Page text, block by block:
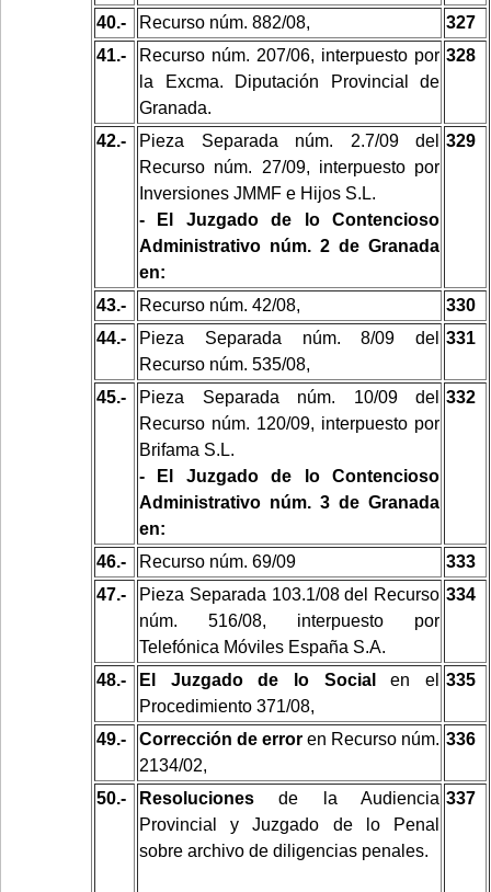
40.- Recurso núm. 882/08,
327
41.-
Recurso núm. 207/06, interpuesto por
la Excma. Diputación Provincial de
Granada.
328
42.-
Pieza Separada núm. 2.7/09 del
Recurso núm. 27/09, interpuesto por
Inversiones JMMF e Hijos S.L.
- El Juzgado de lo Contencioso
Administrativo núm. 2 de Granada
en:
329
43.- Recurso núm. 42/08,
330
44.-
Pieza Separada núm. 8/09 del
Recurso núm. 535/08,
331
45.-
Pieza Separada núm. 10/09 del
Recurso núm. 120/09, interpuesto por
Brifama S.L.
- El Juzgado de lo Contencioso
Administrativo núm. 3 de Granada
en:
332
46.- Recurso núm. 69/09
333
47.-
Pieza Separada 103.1/08 del Recurso
núm. 516/08, interpuesto por
Telefónica Móviles España S.A.
334
48.- El Juzgado de lo Social
en el
Procedimiento 371/08,
335
49.- Corrección de error en Recurso núm.
2134/02,
336
50.- Resoluciones de la Audiencia
Provincial y Juzgado de lo Penal
sobre archivo de diligencias penales.
337